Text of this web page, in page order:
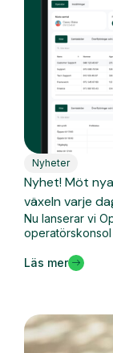
Nyheter
Nyhet! Möt
växeln varje
Nu lanserar vi
operatörskonsol
Läs mer